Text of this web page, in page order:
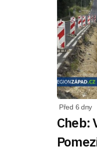
Před 6 dny
Cheb: